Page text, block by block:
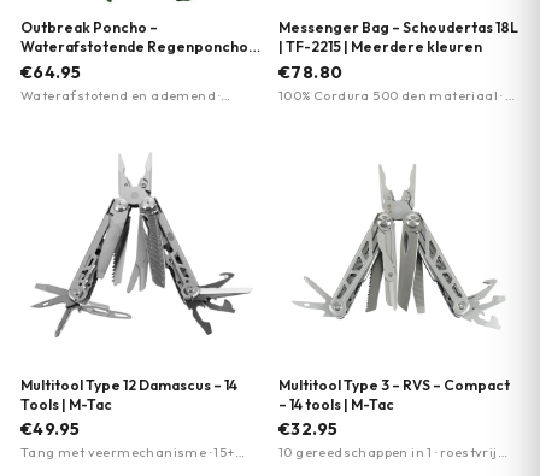
Outbreak Poncho –
Waterafstotende Regenponcho |
101 INC. | Meerdere kleuren
€64.95
Waterafstotend en ademend ·
Messenger Bag – Schoudertas 18L
| TF-2215 | Meerdere kleuren
€78.80
100% Cordura 500 den materiaal · 12
Multitool Type 12 Damascus – 14
Tools | M-Tac
€49.95
Tang met veermechanisme · 15+
Multitool Type 3 – RVS – Compact
– 14 tools | M-Tac
€32.95
10 gereedschappen in 1 · roestvrij